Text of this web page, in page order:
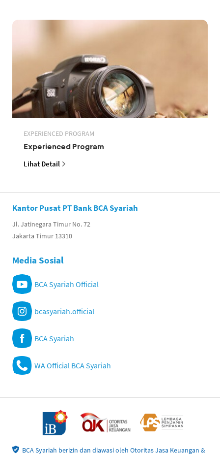
EXPERIENCED PROGRAM
Experienced Program
Lihat Detail
Kantor Pusat PT Bank BCA Syariah
Jl. Jatinegara Timur No. 72
Jakarta Timur 13310
Media Sosial
BCA Syariah Official
bcasyariah.official
BCA Syariah
WA Official BCA Syariah
BCA Syariah berizin dan diawasi oleh Otoritas Jasa Keuangan &